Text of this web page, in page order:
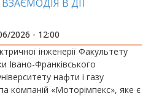
В ДІЇ
2026 - 12:00
інженерії Факультету
Івано-Франківського
нафти і газу
компаній «Моторімпекс», яке є